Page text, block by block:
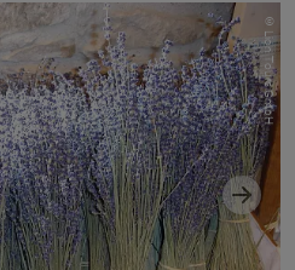
© Lion Tours GmbH